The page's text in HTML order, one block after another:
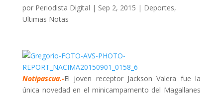
por Periodista Digital | Sep 2, 2015 | Deportes,
Ultimas Notas
Notipascua.-El joven receptor Jackson Valera fue la
única novedad en el minicampamento del Magallanes